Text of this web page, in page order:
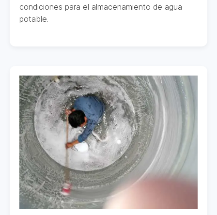
condiciones para el almacenamiento de agua
potable.